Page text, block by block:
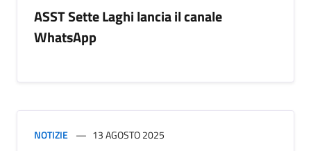
ASST Sette Laghi lancia il canale
WhatsApp
NOTIZIE 13 AGOSTO 2025